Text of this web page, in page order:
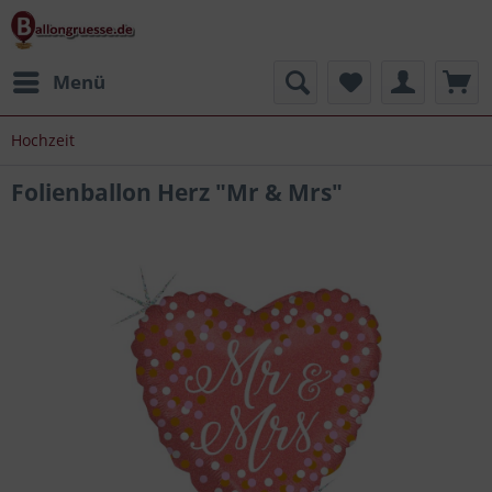
Menü
Hochzeit
Folienballon Herz "Mr & Mrs"